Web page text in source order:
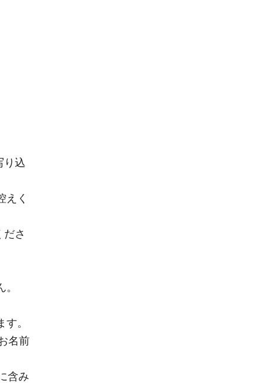
り込
えく
さ
。
名前
含み